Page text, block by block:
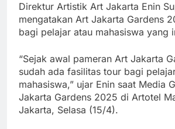
Direktur Artistik Art Jakarta Enin
mengatakan Art Jakarta Gardens
bagi pelajar atau mahasiswa yang
“Sejak awal pameran Art Jakarta
sudah ada fasilitas tour bagi
mahasiswa,” ujar Enin saat Media
Jakarta Gardens 2025 di Artotel
Jakarta, Selasa (15/4).